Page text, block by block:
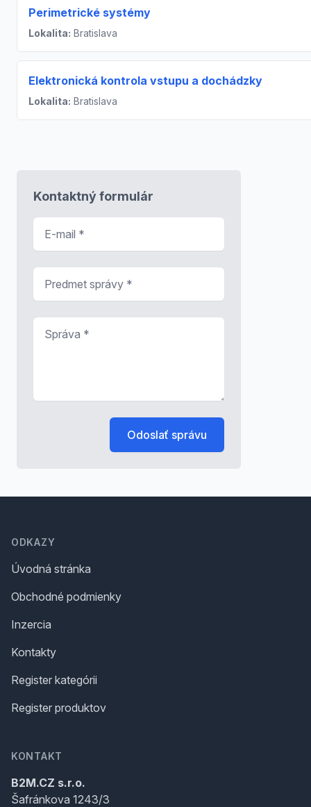
Perimetrické systémy
Lokalita: Bratislava
Elektronická kontrola vstupu a dochádzky
Lokalita: Bratislava
Kontaktný formulár
Odoslať správu
ODKAZY
Úvodná stránka
Obchodné podmienky
Inzercia
Kontakty
Register kategórii
Register produktov
KONTAKT
B2M.CZ s.r.o.
Šafránkova 1243/3